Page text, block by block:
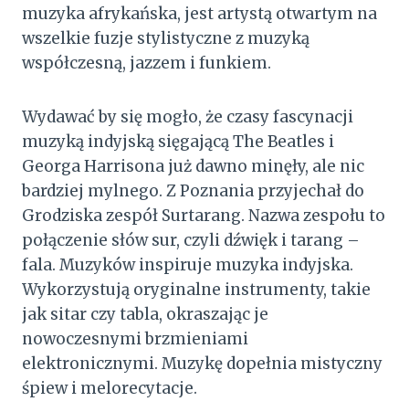
muzyka afrykańska, jest artystą otwartym na
wszelkie fuzje stylistyczne z muzyką
współczesną, jazzem i funkiem.
Wydawać by się mogło, że czasy fascynacji
muzyką indyjską sięgającą The Beatles i
Georga Harrisona już dawno minęły, ale nic
bardziej mylnego. Z Poznania przyjechał do
Grodziska zespół Surtarang. Nazwa zespołu to
połączenie słów sur, czyli dźwięk i tarang –
fala. Muzyków inspiruje muzyka indyjska.
Wykorzystują oryginalne instrumenty, takie
jak sitar czy tabla, okraszając je
nowoczesnymi brzmieniami
elektronicznymi. Muzykę dopełnia mistyczny
śpiew i melorecytacje.